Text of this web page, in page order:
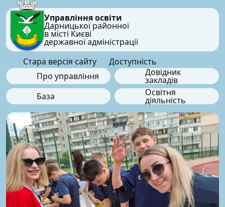
Управління освіти
Дарницької районної
в місті Києві
державної адміністрації
Стара версія сайту
Доступність
Про управління
Довідник
закладів
База
Освітня
діяльність